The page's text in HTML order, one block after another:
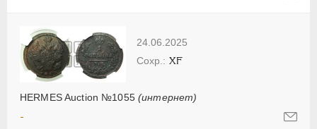
24.06.2025
HERMES Auction №1055 (интернет)
XF
-